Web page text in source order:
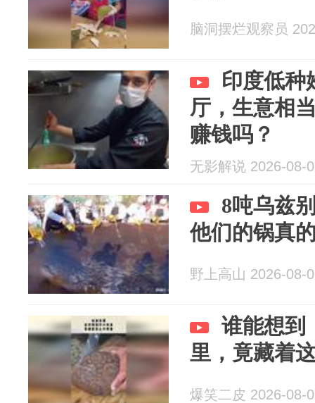
脑洞摆烂观察员
印度低种
厅，生意相
赚钱吗？
无影解说 2026-08-
8吨乌兹
他们的锅真
野上高山 2026-08-
谁能想到
里，竟藏着
爆笑二皮 2026-08-